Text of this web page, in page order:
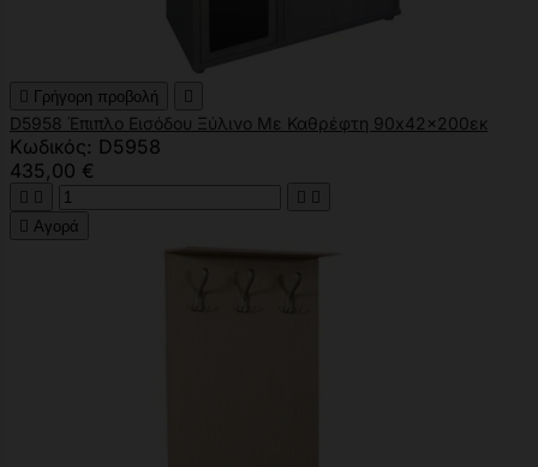
 Γρήγορη προβολή 
D5958 Έπιπλο Εισόδου Ξύλινο Με Καθρέφτη 90x42x200εκ
Κωδικός: D5958
435,00 €
   
 Αγορά